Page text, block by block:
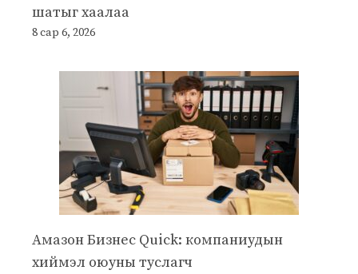
шатыг хаалаа
8 сар 6, 2026
Амазон Бизнес Quick: компаниудын
хиймэл оюуны туслагч